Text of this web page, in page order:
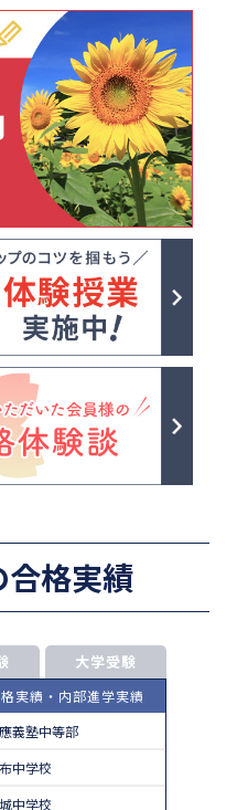
格実績
大学受験
実績・内部進学実績
義塾中等部
中学校
中学校